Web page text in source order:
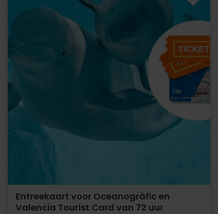
Entreekaart voor Oceanogràfic en
Valencia Tourist Card van 72 uur